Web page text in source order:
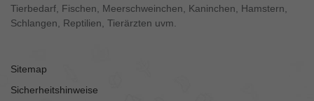
Tierbedarf, Fischen, Meerschweinchen, Kaninchen, Hamstern,
Schlangen, Reptilien, Tierärzten uvm.
Sitemap
Sicherheitshinweise